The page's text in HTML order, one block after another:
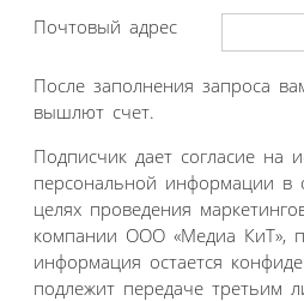
Почтовый адрес
После заполнения запроса
вышлют счет.
Подписчик дает согласие на
персональной информации
целях проведения
компании ООО «Медиа КиТ»,
информация остается
подлежит передаче третьим